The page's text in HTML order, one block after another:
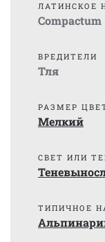
ЛАТИНСКОЕ
Compactum
ВРЕДИТЕЛИ
Тля
РАЗМЕР
Мелкий
СВЕТ ИЛИ
ТИПИЧНОЕ